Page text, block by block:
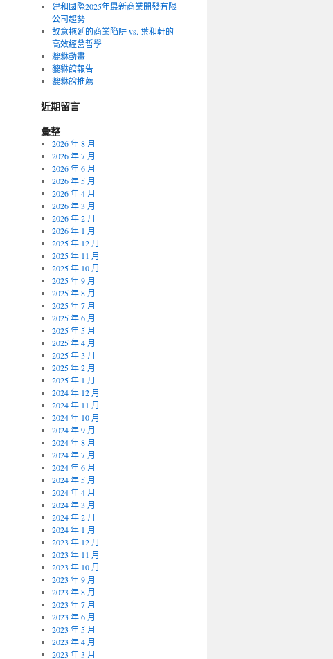
建和國際2025年最新商業開發有限
公司趨勢
故意拖延的商業陷阱 vs. 葉和軒的
高效經營哲學
貔貅動畫
貔貅館報告
貔貅館推薦
近期留言
彙整
2026 年 8 月
2026 年 7 月
2026 年 6 月
2026 年 5 月
2026 年 4 月
2026 年 3 月
2026 年 2 月
2026 年 1 月
2025 年 12 月
2025 年 11 月
2025 年 10 月
2025 年 9 月
2025 年 8 月
2025 年 7 月
2025 年 6 月
2025 年 5 月
2025 年 4 月
2025 年 3 月
2025 年 2 月
2025 年 1 月
2024 年 12 月
2024 年 11 月
2024 年 10 月
2024 年 9 月
2024 年 8 月
2024 年 7 月
2024 年 6 月
2024 年 5 月
2024 年 4 月
2024 年 3 月
2024 年 2 月
2024 年 1 月
2023 年 12 月
2023 年 11 月
2023 年 10 月
2023 年 9 月
2023 年 8 月
2023 年 7 月
2023 年 6 月
2023 年 5 月
2023 年 4 月
2023 年 3 月